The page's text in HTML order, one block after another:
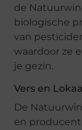
de
biologische
van
waardoor ze
je gezin.
Vers en Lokaal
De
en